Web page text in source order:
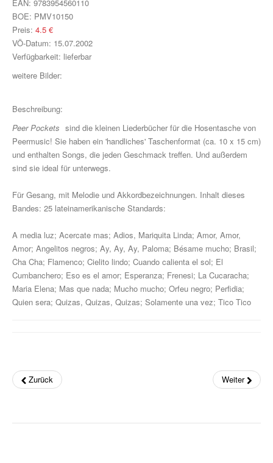
Besondere Anlässe
Spielmaterial
Guitar Play Along
Bass Along
Drum Along
Klavier
John Wesley Schaum
Gitarre (A- & E-)
Drums Easy - Tom Hapke
EAN: 9783954560110
BOE: PMV10150
Preis: 4.5 €
VÖ-Datum: 15.07.2002
Verfügbarkeit: lieferbar
weitere Bilder:
Beschreibung:
Peer Pockets sind die kleinen Liederbücher für die Hosentasche von
Peermusic! Sie haben ein 'handliches' Taschenformat (ca. 10 x 15 cm)
und enthalten Songs, die jeden Geschmack treffen. Und außerdem
sind sie ideal für unterwegs.
Für Gesang, mit Melodie und Akkordbezeichnungen. Inhalt dieses
Bandes: 25 lateinamerikanische Standards:
A media luz; Acercate mas; Adios, Mariquita Linda; Amor, Amor,
Amor; Angelitos negros; Ay, Ay, Ay, Paloma; Bésame mucho; Brasil;
Cha Cha; Flamenco; Cielito lindo; Cuando calienta el sol; El
Cumbanchero; Eso es el amor; Esperanza; Frenesi; La Cucaracha;
Maria Elena; Mas que nada; Mucho mucho; Orfeu negro; Perfidia;
Quien sera; Quizas, Quizas, Quizas; Solamente una vez; Tico Tico
Zurück Weiter